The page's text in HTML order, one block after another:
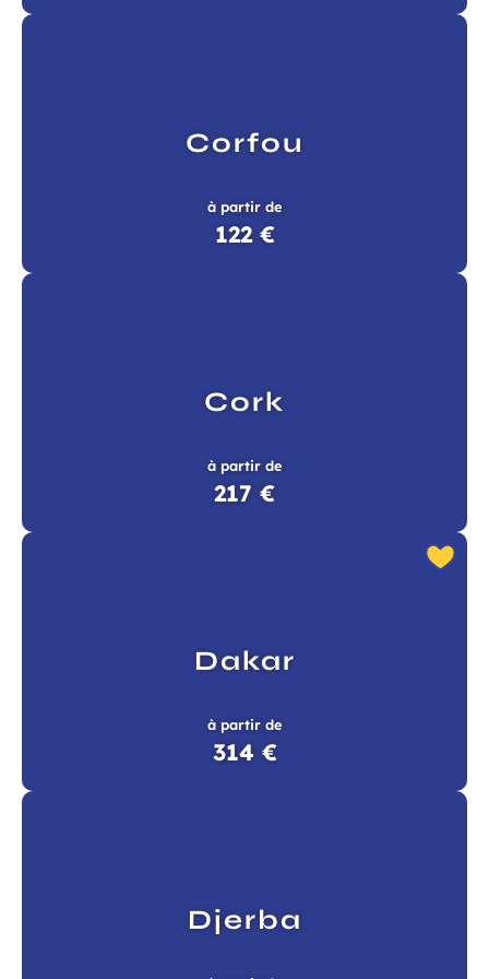
Corfou
à partir de
122 €
Cork
à partir de
217 €
Dakar
à partir de
314 €
Djerba